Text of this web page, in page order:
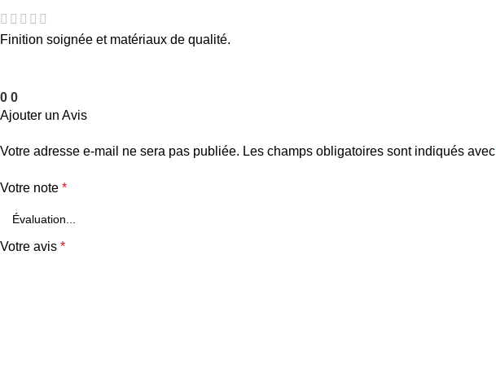
Finition soignée et matériaux de qualité.
0 0
Ajouter un Avis
Votre adresse e-mail ne sera pas publiée. Les champs obligatoires sont indiqués avec
Votre note *
Votre avis *